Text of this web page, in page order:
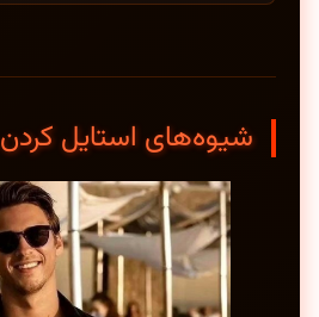
شیوه‌های استایل کردن